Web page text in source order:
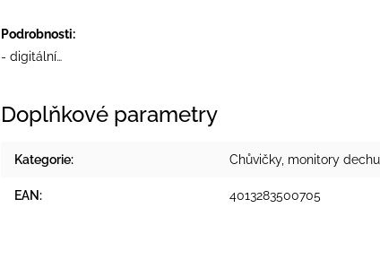
Podrobnosti:
- digitální…
Doplňkové parametry
Kategorie: Chůvičky, monitory dechu
EAN : 4013283500705